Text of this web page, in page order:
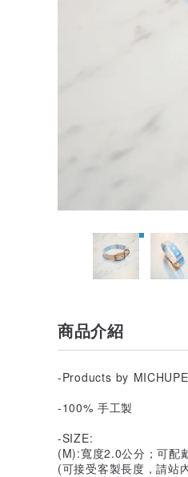
商品介紹
-Products by
-100% 手工製
-SIZE:
(M):寬度2.0公分；可配
(可接受客製長度，請站